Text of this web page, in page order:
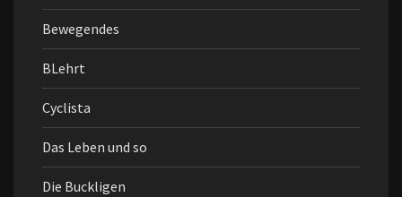
Bewegendes
BLehrt
Cyclista
Das Leben und so
Die Buckligen